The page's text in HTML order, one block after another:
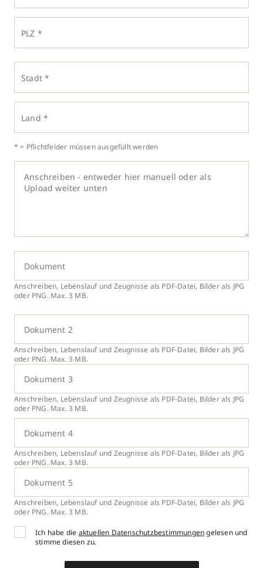
PLZ *
Stadt *
Land *
* = Pflichtfelder müssen ausgefüllt werden
Dokument
Anschreiben, Lebenslauf und Zeugnisse als PDF-Datei, Bilder als JPG
oder PNG. Max. 3 MB.
Dokument 2
Anschreiben, Lebenslauf und Zeugnisse als PDF-Datei, Bilder als JPG
oder PNG. Max. 3 MB.
Dokument 3
Anschreiben, Lebenslauf und Zeugnisse als PDF-Datei, Bilder als JPG
oder PNG. Max. 3 MB.
Dokument 4
Anschreiben, Lebenslauf und Zeugnisse als PDF-Datei, Bilder als JPG
oder PNG. Max. 3 MB.
Dokument 5
Anschreiben, Lebenslauf und Zeugnisse als PDF-Datei, Bilder als JPG
oder PNG. Max. 3 MB.
Ich habe die aktuellen Datenschutzbestimmungengelesen und
stimme diesen zu.